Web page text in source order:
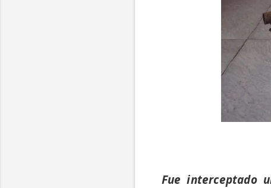
Fue interceptado